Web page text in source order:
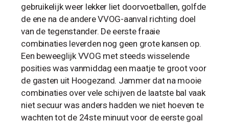
gebruikelijk weer lekker liet doorvoetballen, golfde
de ene na de andere VVOG-aanval richting doel
van de tegenstander. De eerste fraaie
combinaties leverden nog geen grote kansen op.
Een beweeglijk VVOG met steeds wisselende
posities was vanmiddag een maatje te groot voor
de gasten uit Hoogezand. Jammer dat na mooie
combinaties over vele schijven de laatste bal vaak
niet secuur was anders hadden we niet hoeven te
wachten tot de 24ste minuut voor de eerste goal